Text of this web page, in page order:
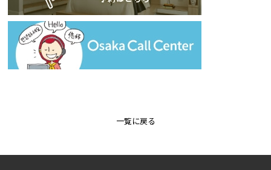
一覧に戻る